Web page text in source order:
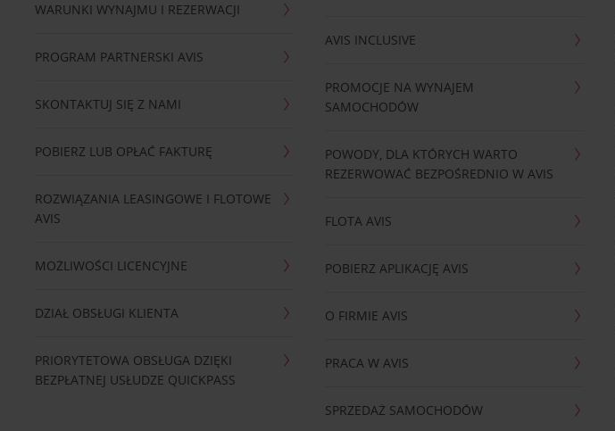
WARUNKI WYNAJMU I REZERWACJI
PROGRAM PARTNERSKI AVIS
SKONTAKTUJ SIĘ Z NAMI
POBIERZ LUB OPŁAĆ FAKTURĘ
ROZWIĄZANIA LEASINGOWE I FLOTOWE
AVIS
MOŻLIWOŚCI LICENCYJNE
DZIAŁ OBSŁUGI KLIENTA
PRIORYTETOWA OBSŁUGA DZIĘKI
BEZPŁATNEJ USŁUDZE QUICKPASS
AVIS INCLUSIVE
PROMOCJE NA WYNAJEM
SAMOCHODÓW
POWODY, DLA KTÓRYCH WARTO
REZERWOWAĆ BEZPOŚREDNIO W AVIS
FLOTA AVIS
POBIERZ APLIKACJĘ AVIS
O FIRMIE AVIS
PRACA W AVIS
SPRZEDAŻ SAMOCHODÓW